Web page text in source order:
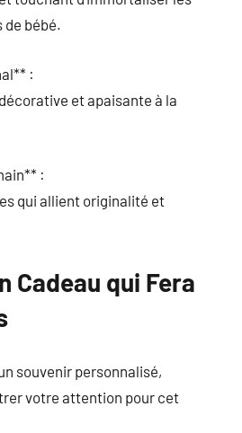
de bébé.
:
et apaisante à la
:
qui allient originalité et
Cadeau qui Fera
souvenir personnalisé,
votre attention pour cet